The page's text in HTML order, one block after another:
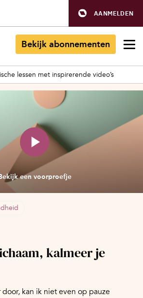
AANMELDEN
Bekijk abonnementen
lessen met inspirerende video’s
een voorproefje
kalmeer je
door, kan ik niet even op pauze